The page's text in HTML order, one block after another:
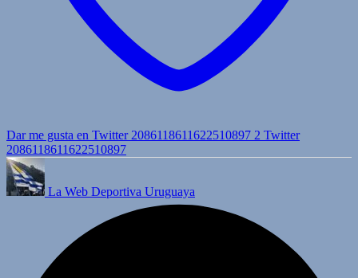
Dar me gusta en Twitter 2086118611622510897 2 Twitter
2086118611622510897
La Web Deportiva Uruguaya